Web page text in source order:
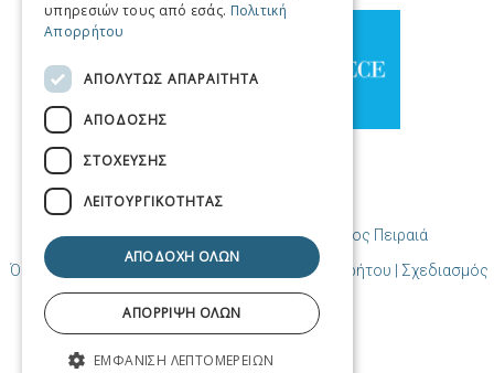
© Copyright Προορισμός Πειραιάς / Δήμος Πειραιά
Όροι χρήσης | Πολιτική Cookies | Πολιτική Απορρήτου | Σχεδιασμός
CHINESE
υπηρεσιών τους από εσάς. Πολιτική
Απορρήτου
ΑΠΟΛΎΤΩΣ ΑΠΑΡΑΊΤΗΤΑ
ΑΠΌΔΟΣΗΣ
ΣΤΌΧΕΥΣΗΣ
ΛΕΙΤΟΥΡΓΙΚΌΤΗΤΑΣ
ΑΠΟΔΟΧΉ ΌΛΩΝ
ΑΠΌΡΡΙΨΗ ΌΛΩΝ
ΕΜΦΆΝΙΣΗ ΛΕΠΤΟΜΕΡΕΙΏΝ